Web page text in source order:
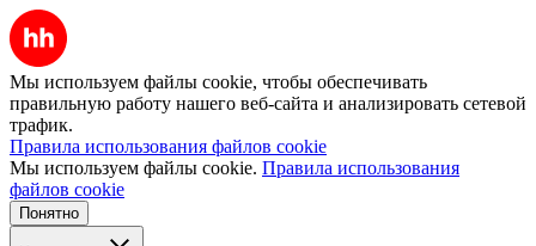
Мы используем файлы cookie, чтобы обеспечивать
правильную работу нашего веб-сайта и анализировать сетевой
трафик.
Правила использования файлов cookie
Мы используем файлы cookie. Правила использования
файлов cookie
Понятно